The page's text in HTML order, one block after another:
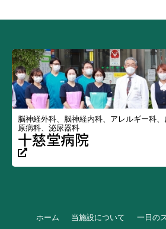
脳神経外科、脳神経内科、アレルギー科
原病科、泌尿器科
十慈堂病院
ホーム 当施設について
一日の